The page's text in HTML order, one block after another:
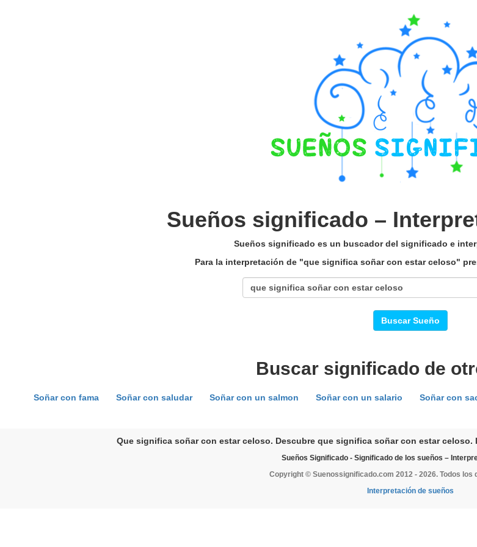
Sueños significado –
Sueños significado es un buscador del significado e
Para la interpretación de "que significa soñar con estar celoso"
Buscar Sueño
Buscar significado de
Soñar con fama Soñar con saludar Soñar con un salmon Soñar con un salario Soñar con
Que significa soñar con estar celoso. Descubre que significa soñar con estar
Sueños Significado - Significado de los sueños –
Copyright © Suenossignificado.com 2012 - 2026. Todos
Interpretación de sueños